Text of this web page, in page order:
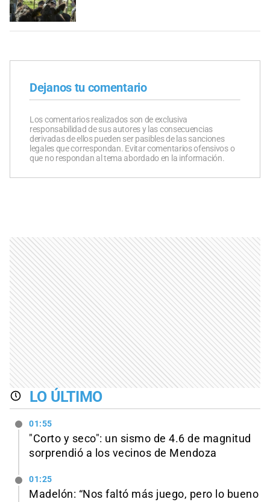
Dejanos tu comentario
Los comentarios realizados son de exclusiva
responsabilidad de sus autores y las consecuencias
derivadas de ellos pueden ser pasibles de las sanciones
legales que correspondan. Evitar comentarios ofensivos o
que no respondan al tema abordado en la información.
LO ÚLTIMO
01:55
"Corto y seco": un sismo de 4.6 de magnitud
sorprendió a los vecinos de Mendoza
01:25
Madelón: “Nos faltó más juego, pero lo bueno